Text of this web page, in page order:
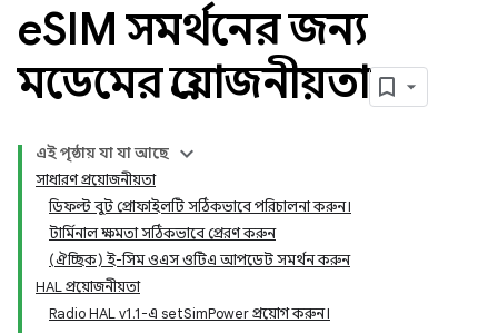
eSIM সমর্থনের জন্য
মডেমের প্রয়োজনীয়তা
এই পৃষ্ঠায় যা যা আছে
সাধারণ প্রয়োজনীয়তা
ডিফল্ট বুট প্রোফাইলটি সঠিকভাবে পরিচালনা করুন।
টার্মিনাল ক্ষমতা সঠিকভাবে প্রেরণ করুন
(ঐচ্ছিক) ই-সিম ওএস ওটিএ আপডেট সমর্থন করুন
HAL প্রয়োজনীয়তা
Radio HAL v1.1-এ setSimPower প্রয়োগ করুন।